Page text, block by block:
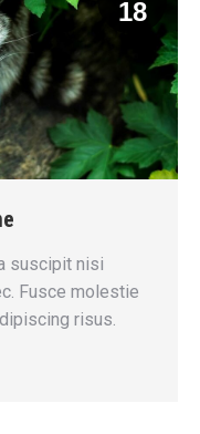
18
suscipit nisi
Fusce molestie
risus.